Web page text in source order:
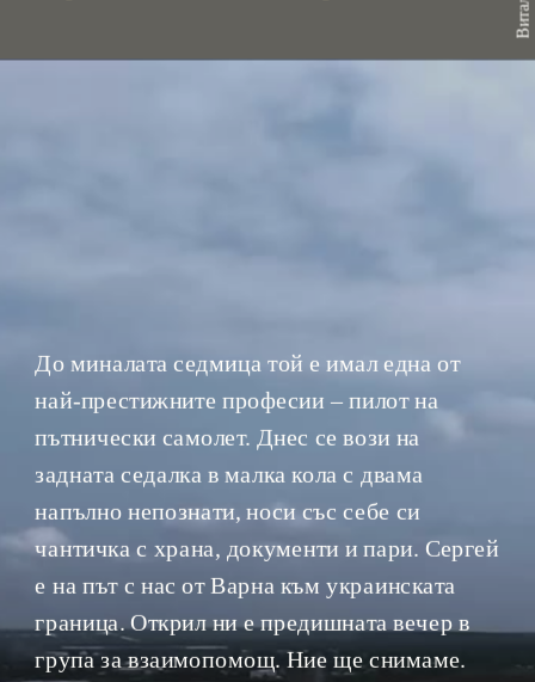
До миналата седмица той е имал една от
най-престижните професии – пилот на
пътнически самолет. Днес се вози на
задната седалка в малка кола с двама
напълно непознати, носи със себе си
чантичка с храна, документи и пари. Сергей
е на път с нас от Варна към украинската
граница. Открил ни е предишната вечер в
група за взаимопомощ. Ние ще снимаме.